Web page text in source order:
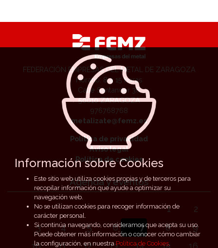
FEDERACIÓN EMPRESAS DEL METAL DE ZARAGOZA
Horario: 8 a 15 horas
Calle Santander 36
50010 ZARAGOZA
976768768
metalizate@femz.es
Política de privacidad
Aviso legal
Política de cookies
Agenda y eventos
1
2
3
4 5 6 7 8
9
Información sobre Cookies
Este sitio web utiliza cookies propias y de terceros para
recopilar información que ayude a optimizar su
navegación web.
No se utilizan cookies para recoger información de
carácter personal.
Si continúa navegando, consideramos que acepta su uso.
Puede obtener más información o conocer cómo cambiar
la configuración, en nuestraPolítica de Cookies.